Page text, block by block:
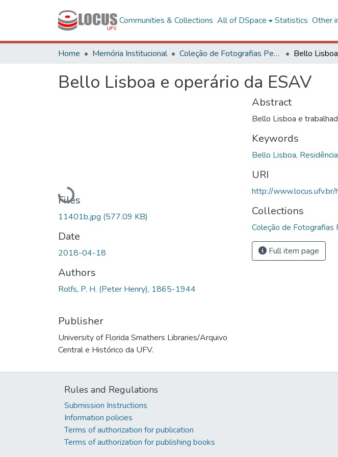
Communities & Collections All of DSpace Statistics Other
Home Memória Institucional Coleção de Fotografias Peter Henry Rolfs
Bello Lisboa e operário da ESAV
Loading...
Files
11401b.jpg (577.09 KB)
Date
2018-04-18
Authors
Rolfs, P. H. (Peter Henry), 1865-1944
Publisher
University of Florida Smathers Libraries/Arquivo
Central e Histórico da UFV.
Abstract
Bello Lisboa e
Keywords
Bello Lisboa,
URI
http://
Collections
Coleção de
Full item page
Rules and Regulations
Submission Instructions
Information policies
Terms of authorization for publication
Terms of authorization for publishing books